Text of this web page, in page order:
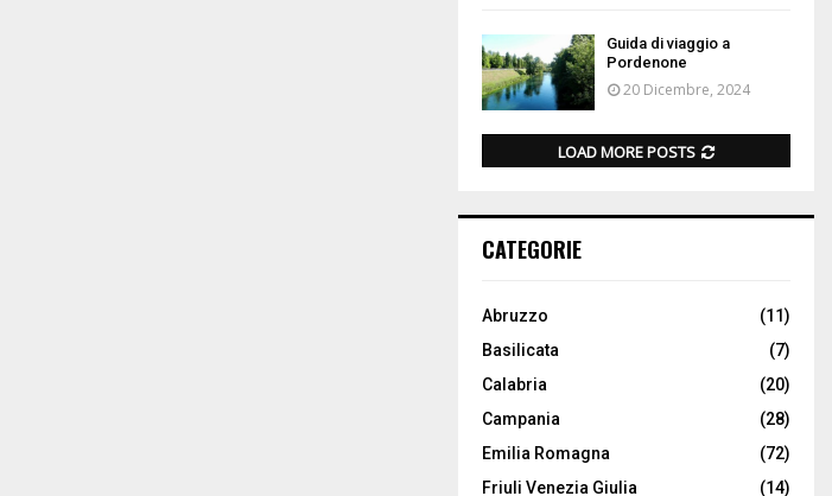
Guida di viaggio a
Pordenone
20 Dicembre, 2024
LOAD MORE POSTS
CATEGORIE
Abruzzo
(11)
Basilicata
(7)
Calabria
(20)
Campania
(28)
Emilia Romagna
(72)
Friuli Venezia Giulia
(14)